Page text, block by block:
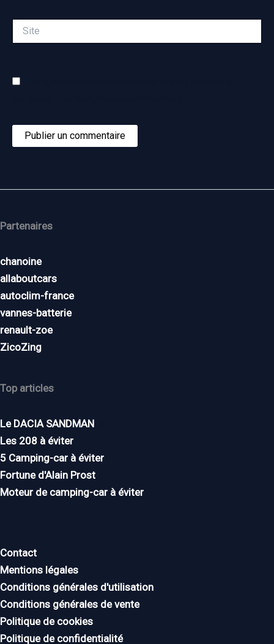
Partenaires
chanoine
allaboutcars
autoclim-france
vannes-batterie
renault-zoe
ZicoZing
Top articles
Le DACIA SANDMAN
Les 208 à éviter
5 Camping-car à éviter
Fortune d'Alain Prost
Moteur de camping-car à éviter
Contact
Mentions légales
Conditions générales d'utilisation
Conditions générales de vente
Politique de cookies
Politique de confidentialité